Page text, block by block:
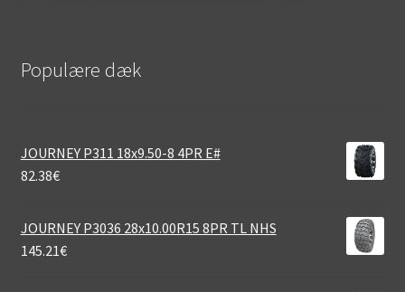
Populære dæk
JOURNEY P311 18x9.50-8 4PR E#
82.38€
JOURNEY P3036 28x10.00R15 8PR TL NHS
145.21€